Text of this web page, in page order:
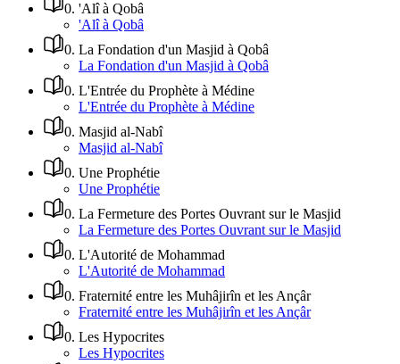
0. 'Alî à Qobâ
'Alî à Qobâ
0. La Fondation d'un Masjid à Qobâ
La Fondation d'un Masjid à Qobâ
0. L'Entrée du Prophète à Médine
L'Entrée du Prophète à Médine
0. Masjid al-Nabî
Masjid al-Nabî
0. Une Prophétie
Une Prophétie
0. La Fermeture des Portes Ouvrant sur le Masjid
La Fermeture des Portes Ouvrant sur le Masjid
0. L'Autorité de Mohammad
L'Autorité de Mohammad
0. Fraternité entre les Muhâjirîn et les Ançâr
Fraternité entre les Muhâjirîn et les Ançâr
0. Les Hypocrites
Les Hypocrites